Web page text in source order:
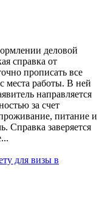
деловой
справка от
прописать все
места работы. В ней
направляется
за счет
питание и
Справка заверяется
для визы в